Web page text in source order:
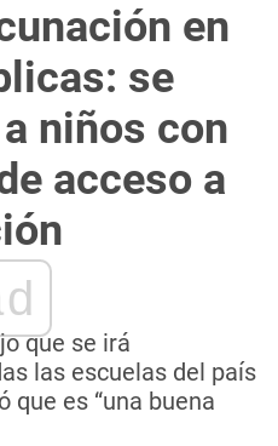
en
se
niños con
acceso a
que se irá
las escuelas del país
que es “una buena